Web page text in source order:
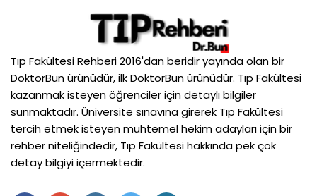
Tıp Fakültesi Rehberi 2016'dan beridir yayında olan bir
DoktorBun ürünüdür, ilk DoktorBun ürünüdür. Tıp Fakültesi
kazanmak isteyen öğrenciler için detaylı bilgiler
sunmaktadır. Üniversite sınavına girerek Tıp Fakültesi
tercih etmek isteyen muhtemel hekim adayları için bir
rehber niteliğindedir, Tıp Fakültesi hakkında pek çok
detay bilgiyi içermektedir.